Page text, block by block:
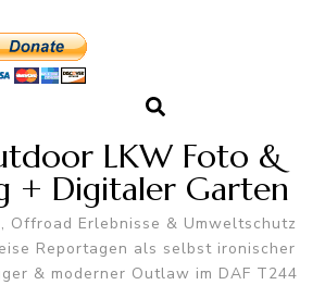
LKW Foto &
+ Digitaler Garten
Offroad Erlebnisse & Umweltschutz
Reportagen als selbst ironischer
& moderner Outlaw im DAF T244